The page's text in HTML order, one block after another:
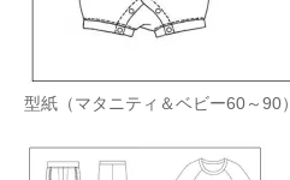
型紙（マタニティ＆ベビー60～90）